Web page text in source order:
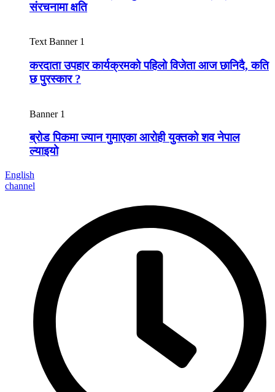
संरचनामा क्षति
Text Banner 1
करदाता उपहार कार्यक्रमको पहिलो विजेता आज छानिदै, कति
छ पुरस्कार ?
Banner 1
ब्रोड पिकमा ज्यान गुमाएका आरोही युक्तको शव नेपाल
ल्याइयो
English
channel